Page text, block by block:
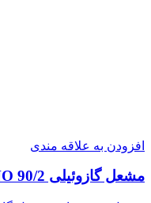
افزودن به علاقه مندی
مشعل گازوئيلی GNO 90/2 گرم ایران